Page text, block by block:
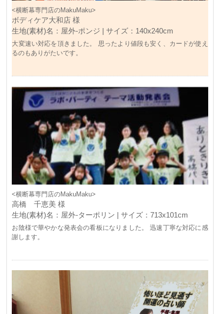
<横断幕専門店のMakuMaku>
ボディケア大和店 様
生地(素材)名：屋外-ポンジ | サイズ：140x240cm
大変速い対応を頂きました。 思ったより値段も安く、カードが使え
るのもありがたいです。
<横断幕専門店のMakuMaku>
高橋 千恵美 様
生地(素材)名：屋外-ターポリン | サイズ：713x101cm
お陰様で華やかな発表会の看板になりました。 迅速丁寧な対応に感
謝します。